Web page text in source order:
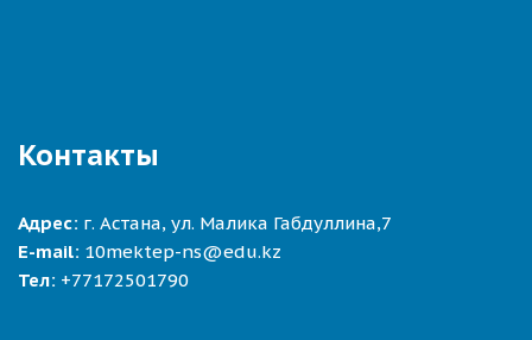
Контакты
Адрес: г. Астана, ул. Малика Габдуллина,7
E-mail: 10mektep-ns@edu.kz
Тел: +77172501790